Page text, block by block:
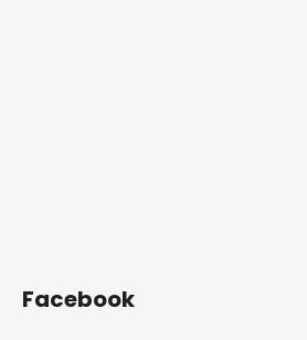
Facebook